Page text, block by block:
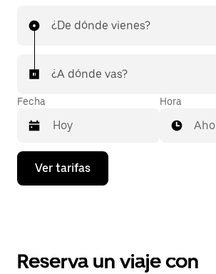
¿De dónde vienes?
¿A dónde vas?
Fecha
Presiona
flecha
el
Hora
Ver tarifas
Reserva un viaje con